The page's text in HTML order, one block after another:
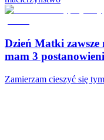
Dzień Matki
mam 3
Zamierzam cieszyć się